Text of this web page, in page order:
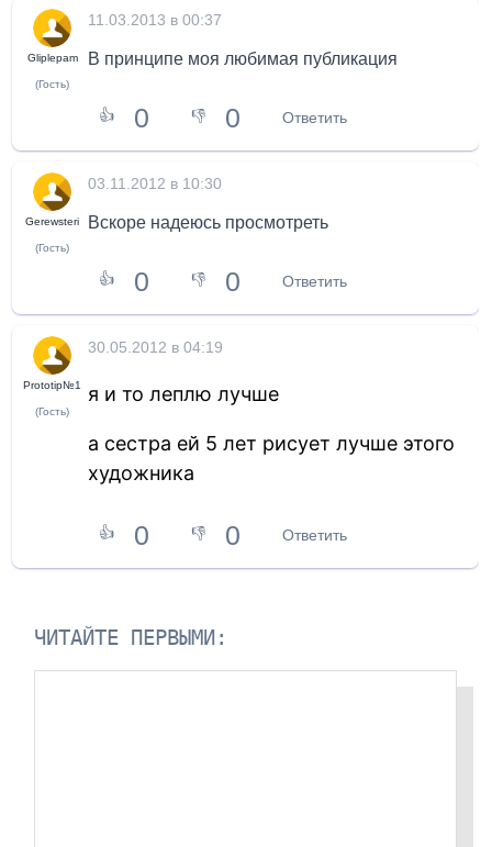
Gliplepam
(Гость)
11.03.2013 в 00:37
В принципе моя любимая публикация
👍 0 👎 0 Ответить
Gerewsteri
(Гость)
03.11.2012 в 10:30
Вскоре надеюсь просмотреть
👍 0 👎 0 Ответить
Prototip№1
(Гость)
30.05.2012 в 04:19
я и то леплю лучше
а сестра ей 5 лет рисует лучше этого
художника
👍 0 👎 0 Ответить
ЧИТАЙТЕ ПЕРВЫМИ: